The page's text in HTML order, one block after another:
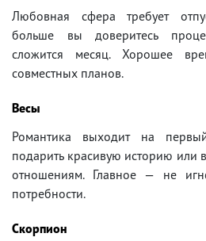
Любовная сфера требует
больше вы доверитесь
сложится месяц. Хорошее
совместных планов.
Весы
Романтика выходит на
подарить красивую историю или
отношениям. Главное — не
потребности.
Скорпион